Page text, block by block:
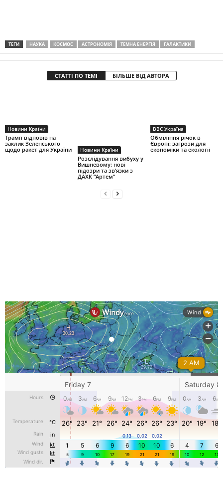
ТЕГИ НАУКА КОСМОС АСТРОНОМІЯ ТЕМНА ЕНЕРГІЯ ГАЛАКТИКИ
СТАТТІ ПО ТЕМІ БІЛЬШЕ ВІД АВТОРА
Новини Країни
Трамп відповів на
заклик Зеленського
щодо ракет для України
Новини Країни
Розслідування вибуху у
Вишневому: нові
підозри та зв’язки з
ДАХК “Артем”
BBC Україна
Обміління річок в
Європі: загрози для
економіки та екології